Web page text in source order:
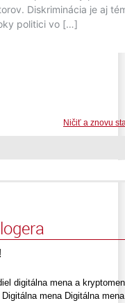
Ničiť a znovu
digitálna mena a
mena Digitálna